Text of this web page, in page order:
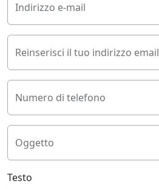
Indirizzo e-mail
Reinserisci il tuo indirizzo email
Numero di telefono
Oggetto
Testo